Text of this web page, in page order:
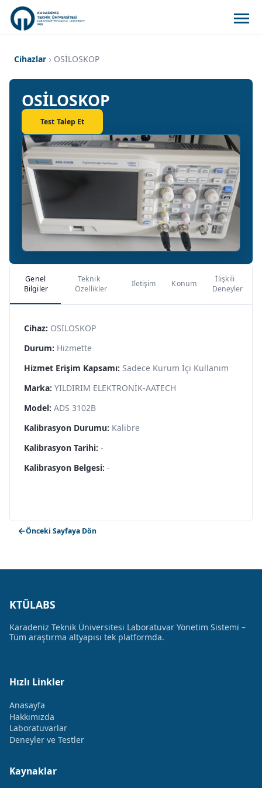
Cihazlar OSİLOSKOP
OSİLOSKOP
Test Talep Et
Genel
Bilgiler
Teknik
Özellikler
İletişim Konum
İlişkili
Deneyler
Cihaz: OSİLOSKOP
Durum: Hizmette
Hizmet Erişim Kapsamı: Sadece Kurum İçi Kullanım
Marka: YILDIRIM ELEKTRONİK-AATECH
Model: ADS 3102B
Kalibrasyon Durumu: Kalibre
Kalibrasyon Tarihi: -
Kalibrasyon Belgesi: -
Önceki Sayfaya Dön
KTÜLABS
Karadeniz Teknik Üniversitesi Laboratuvar Yönetim Sistemi –
Tüm araştırma altyapısı tek platformda.
Hızlı Linkler
Anasayfa
Hakkımızda
Laboratuvarlar
Deneyler ve Testler
Kaynaklar